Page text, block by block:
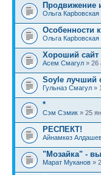
Продвижение
Ольга Карbовская
Особенности
Ольга Карbовская
Хороший сайт
Асем Смагул » 26
Soyle лучший
Гульназ Смагул »
*
Сэм Сэмик » 25
РЕСПЕКТ!
Айнамкөз
"Мозайка" -
Марат Муканов »